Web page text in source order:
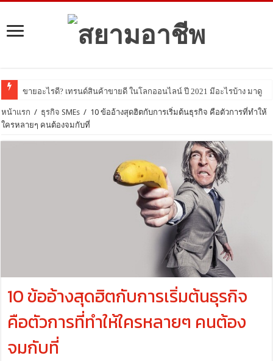
ขายอะไรดี? เทรนด์สินค้าขายดี ในโลกออนไลน์ ปี 2021 มีอะไรบ้าง มาดูกัน!
หน้าแรก / ธุรกิจ SMEs / 10 ข้ออ้างสุดฮิตกับการเริ่มต้นธุรกิจ คือตัวการที่ทำให้
ใครหลายๆ คนต้องจมกับที่
10 ข้ออ้างสุดฮิตกับการเริ่มต้นธุรกิจ
คือตัวการที่ทำให้ใครหลายๆ คนต้อง
จมกับที่